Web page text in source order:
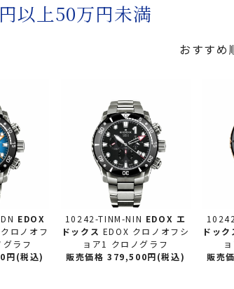
以上50万円未満
おすすめ
EDOX
ロノオフ
ラフ
円(税込)
10242-TINM-NIN EDOX エ
ドックス EDOX クロノオフシ
ョア1 クロノグラフ
販売価格 379,500円(税込)
ドック
販売